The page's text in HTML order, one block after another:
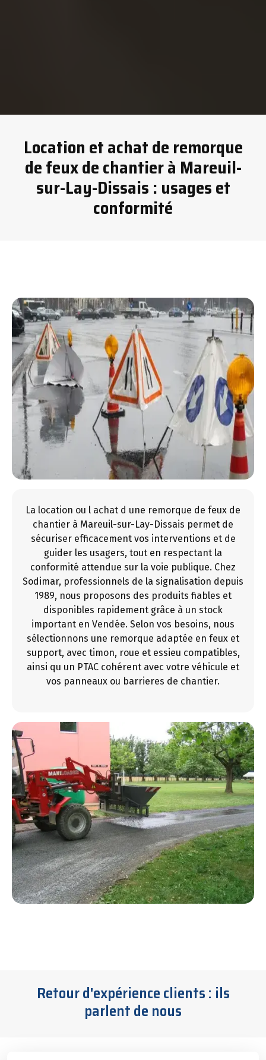
Location et achat de remorque
de feux de chantier à Mareuil-
sur-Lay-Dissais : usages et
conformité
La location ou l achat d une remorque de feux de
chantier à Mareuil-sur-Lay-Dissais permet de
sécuriser efficacement vos interventions et de
guider les usagers, tout en respectant la
conformité attendue sur la voie publique. Chez
Sodimar, professionnels de la signalisation depuis
1989, nous proposons des produits fiables et
disponibles rapidement grâce à un stock
important en Vendée. Selon vos besoins, nous
sélectionnons une remorque adaptée en feux et
support, avec timon, roue et essieu compatibles,
ainsi qu un PTAC cohérent avec votre véhicule et
vos panneaux ou barrieres de chantier.
Retour d'expérience clients : ils
parlent de nous